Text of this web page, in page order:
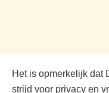
Het is opmerkelijk dat
strijd voor privacy en